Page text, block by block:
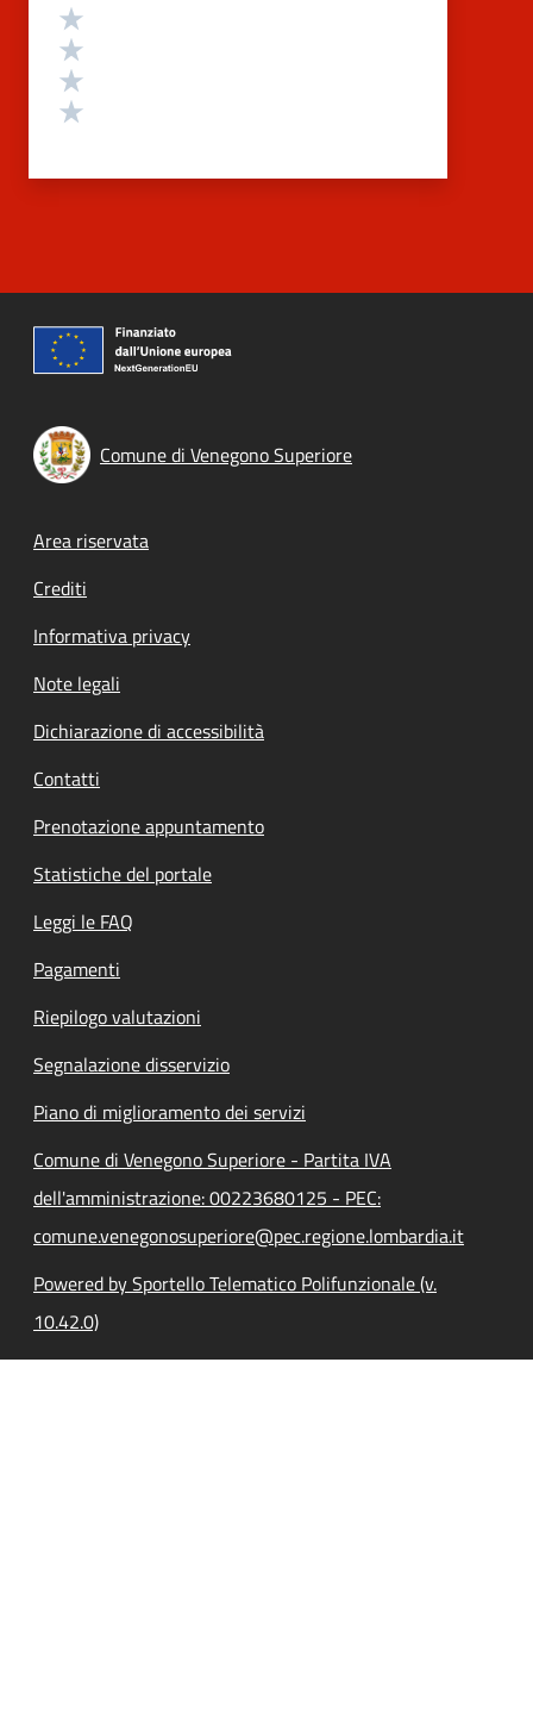
Comune di Venegono Superiore
Footer menu
Area riservata
Crediti
Informativa privacy
Note legali
Dichiarazione di accessibilità
Contatti
Prenotazione appuntamento
Statistiche del portale
Leggi le FAQ
Pagamenti
Riepilogo valutazioni
Segnalazione disservizio
Piano di miglioramento dei servizi
Comune di Venegono Superiore - Partita IVA
dell'amministrazione: 00223680125 - PEC:
comune.venegonosuperiore@pec.regione.lombardia.it
Powered by Sportello Telematico Polifunzionale (v.
10.42.0)